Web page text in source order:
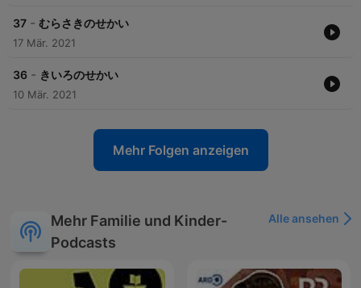
37 - むらさきのせかい
17 Mär. 2021
36 - きいろのせかい
10 Mär. 2021
Mehr Folgen anzeigen
Mehr Familie und Kinder-
Podcasts
Alle ansehen